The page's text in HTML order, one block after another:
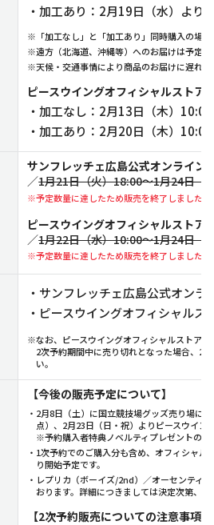
・加工あり：2月19日（水）より
※「加工なし」と「加工あり」同時購入の場
※遠方（北海道、沖縄等）へのお届けは予定
※天候・交通事情により商品のお届けに遅れ
ピースウイングオフィシャルストア
・加工なし：2月13日（木）
・加工あり：2月20日（木）
サンフレッチェ広島公式オンライン
／1月21日（火）18:00～1月24日（
※予定数量に達したため販売を終了しました。
ピースウイングオフィシャルストア
／1月22日（水）10:00～1月24日（
※予定数量に達したため販売を終了しました。
・サンフレッチェ広島公式オン
・ピースウイングオフィシャルス
※なお、ピースウイングオフィシャルストア
2次予約期間中に売り切れとなった場合、2
い。
【今後の販売予定について】
・2月8日（土）に国立競技場グッズ売り場に
点）、2月23日（日・祝）よりピースウイ
※予約購入者特典ノベルティプレゼントの
・1次予約でのご購入分も含め、オフィシャ
り開始予定です。
・レプリカ（ボーイズ/2nd）／オーセンティ
おります。詳細につきましては決定次第、
【2次予約販売についての注意事項】